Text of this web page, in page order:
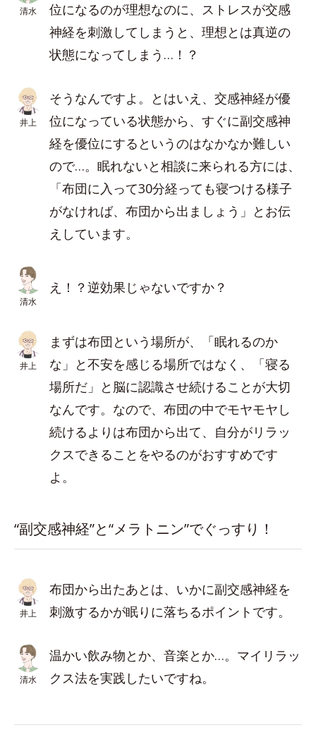
清水
位になるのが理想なのに、ストレスが交感
神経を刺激してしまうと、理想とは真逆の
状態になってしまう…！？
井上
そうなんですよ。とはいえ、交感神経が優
位になっている状態から、すぐに副交感神
経を優位にするというのはなかなか難しい
ので…。眠れないと相談に来られる方には、
「布団に入って30分経っても寝つける様子
がなければ、布団から出ましょう」とお伝
えしています。
清水
え！？逆効果じゃないですか？
井上
まずは布団という場所が、「眠れるのか
な」と不安を感じる場所ではなく、「寝る
場所だ」と脳に認識させ続けることが大切
なんです。なので、布団の中でモヤモヤし
続けるよりは布団から出て、自分がリラッ
クスできることをやるのがおすすめです
よ。
“副交感神経”と“メラトニン”でぐっすり！
井上
布団から出たあとは、いかに副交感神経を
刺激するかが眠りに落ちるポイントです。
清水
温かい飲み物とか、音楽とか…。マイリラッ
クス法を実践したいですね。